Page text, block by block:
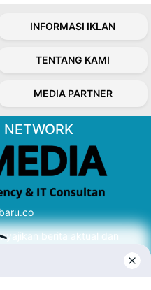
INFORMASI IKLAN
TENTANG KAMI
MEDIA PARTNER
berita aktual dan
sumber yang tepat.